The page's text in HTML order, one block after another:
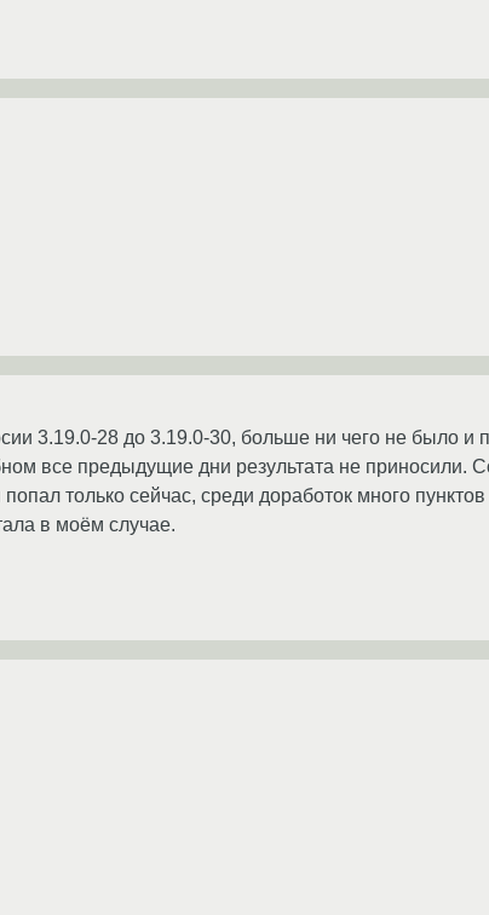
3.19.0-28 до 3.19.0-30, больше ни чего не было и
все предыдущие дни результата не приносили.
только сейчас, среди доработок много
в моём случае.